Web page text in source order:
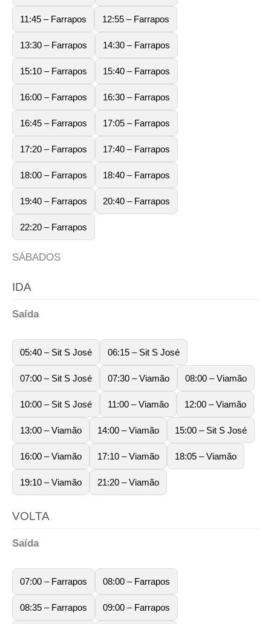
11:45 – Farrapos 12:55 – Farrapos
13:30 – Farrapos 14:30 – Farrapos
15:10 – Farrapos 15:40 – Farrapos
16:00 – Farrapos 16:30 – Farrapos
16:45 – Farrapos 17:05 – Farrapos
17:20 – Farrapos 17:40 – Farrapos
18:00 – Farrapos 18:40 – Farrapos
19:40 – Farrapos 20:40 – Farrapos
22:20 – Farrapos
SÁBADOS
IDA
Saída
05:40 – Sit S José 06:15 – Sit S José
07:00 – Sit S José 07:30 – Viamão 08:00 – Viamão
10:00 – Sit S José 11:00 – Viamão 12:00 – Viamão
13:00 – Viamão 14:00 – Viamão 15:00 – Sit S José
16:00 – Viamão 17:10 – Viamão 18:05 – Viamão
19:10 – Viamão 21:20 – Viamão
VOLTA
Saída
07:00 – Farrapos 08:00 – Farrapos
08:35 – Farrapos 09:00 – Farrapos